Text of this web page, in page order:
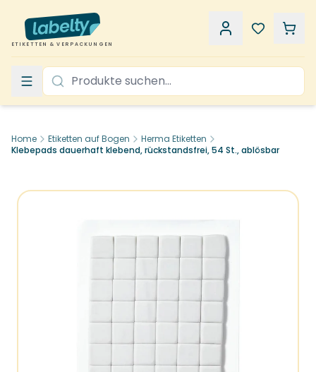
ETIKETTEN & VERPACKUNGEN
Home Etiketten auf Bogen
Herma Etiketten
Klebepads dauerhaft klebend, rückstandsfrei, 54 St., ablösbar